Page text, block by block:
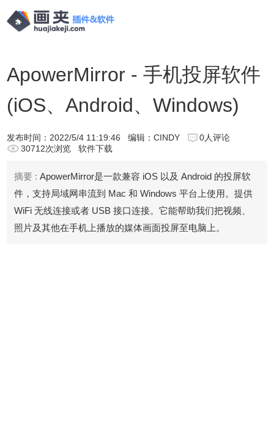
ApowerMirror - 手机投屏软件
(iOS、Android、Windows)
发布时间： 2022/5/4 11:19:46 编辑：CINDY
0人评论
30712次浏览
软件下载
摘要 : ApowerMirror是一款兼容 iOS 以及 Android 的投屏软
件，支持局域网串流到 Mac 和 Windows 平台上使用。提供
WiFi 无线连接或者 USB 接口连接。它能帮助我们把视频、
照片及其他在手机上播放的媒体画面投屏至电脑上。